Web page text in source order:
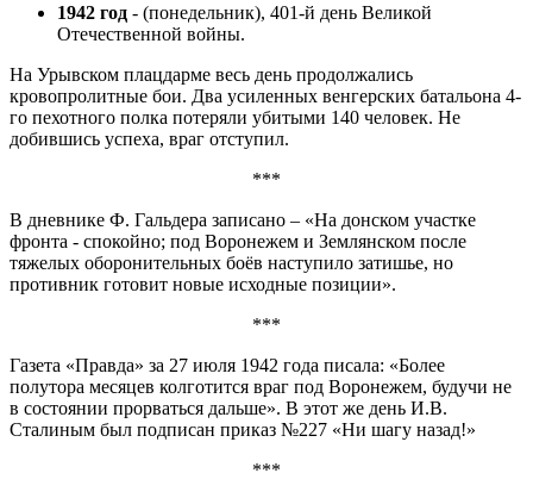
1942 год - (понедельник), 401-й день Великой
Отечественной войны.
На Урывском плацдарме весь день продолжались
кровопролитные бои. Два усиленных венгерских батальона 4-
го пехотного полка потеряли убитыми 140 человек. Не
добившись успеха, враг отступил.
***
В дневнике Ф. Гальдера записано – «На донском участке
фронта - спокойно; под Воронежем и Землянском после
тяжелых оборонительных боёв наступило затишье, но
противник готовит новые исходные позиции».
***
Газета «Правда» за 27 июля 1942 года писала: «Более
полутора месяцев колготится враг под Воронежем, будучи не
в состоянии прорваться дальше». В этот же день И.В.
Сталиным был подписан приказ №227 «Ни шагу назад!»
***